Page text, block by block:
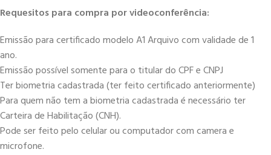
Requesitos para compra por videoconferência:
Emissão para certificado modelo A1 Arquivo com validade de 1
ano.
Emissão possível somente para o titular do CPF e CNPJ
Ter biometria cadastrada (ter feito certificado anteriormente)
Para quem não tem a biometria cadastrada é necessário ter
Carteira de Habilitação (CNH).
Pode ser feito pelo celular ou computador com camera e
microfone.